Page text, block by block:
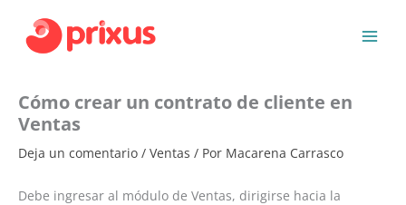
contenido
Cómo crear un contrato de cliente en
Ventas
Deja un comentario / Ventas / Por Macarena Carrasco
Debe ingresar al módulo de Ventas, dirigirse hacia la